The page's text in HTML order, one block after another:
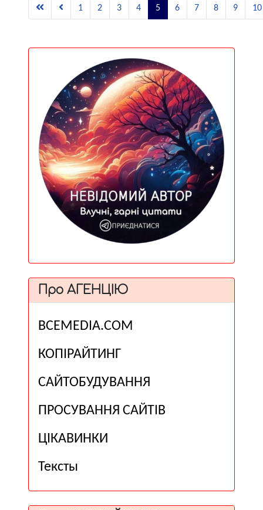
1 2 3 4 5 6 7 8 9 10
Про АГЕНЦІЮ
ВСЕМЕDІА.COM
КОПІРАЙТИНГ
САЙТОБУДУВАННЯ
ПРОСУВАННЯ САЙТІВ
ЦІКАВИНКИ
Тексты